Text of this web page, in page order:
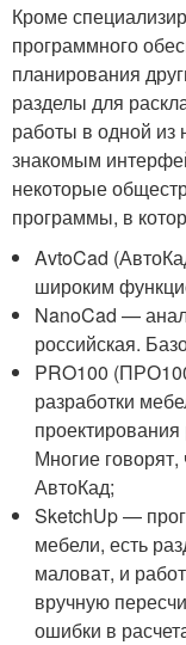
Кроме
программного
планирования
разделы для
работы в одной из
знакомым
некоторые
программы, в
AvtoCad
широким
NanoCad —
российская.
PRO100
разработки
Многие
АвтоКад;
SketchUp —
мебели, есть
маловат, и
вручную
ошибки в